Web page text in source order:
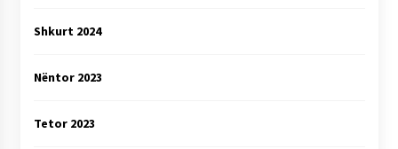
Shkurt 2024
Nëntor 2023
Tetor 2023